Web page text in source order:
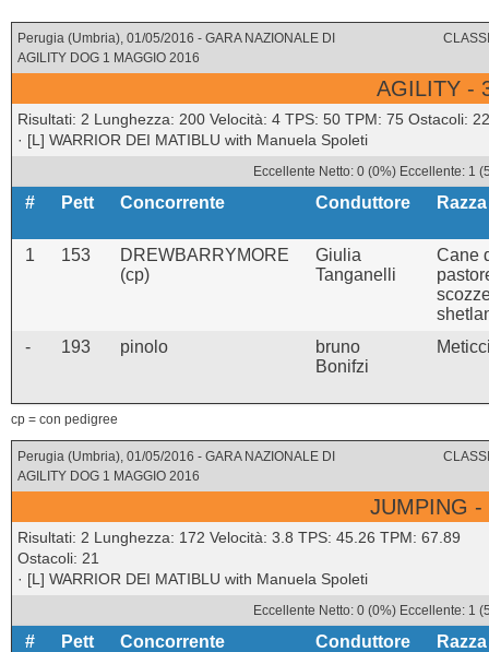
Perugia (Umbria), 01/05/2016 - GARA NAZIONALE DI
AGILITY DOG 1 MAGGIO 2016
AGILITY -
Risultati: 2 Lunghezza: 200 Velocità: 4 TPS: 50 TPM: 75 Ostacoli: 22
· [L] WARRIOR DEI MATIBLU with Manuela Spoleti
Eccellente Netto: 0 (0%) Eccellente: 1
# Pett Concorrente Conduttore Razza
1 153
DREWBARRYMORE
(cp)
Giulia
Tanganelli
Cane
-
193 pinolo
bruno
Bonifzi
cp = con pedigree
Perugia (Umbria), 01/05/2016 - GARA NAZIONALE DI
AGILITY DOG 1 MAGGIO 2016
JUMPING -
Risultati: 2 Lunghezza: 172 Velocità: 3.8 TPS: 45.26 TPM: 67.89
Ostacoli: 21
· [L] WARRIOR DEI MATIBLU with Manuela Spoleti
Eccellente Netto: 0 (0%) Eccellente: 1
# Pett Concorrente Conduttore Razza